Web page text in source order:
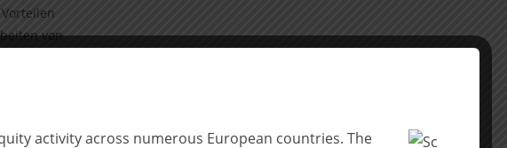
von
an
activity across numerous European countries. The